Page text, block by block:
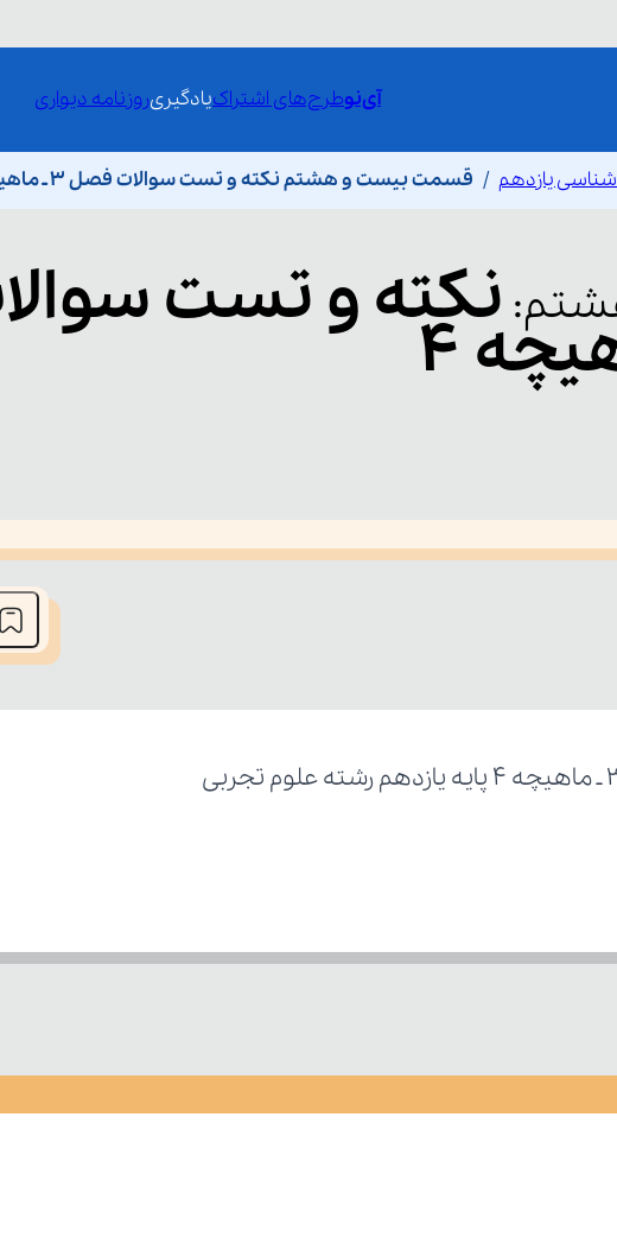
آی‌نوطرح‌های اشتراکیادگیریروزنامه دیواری
یازدهم قسمت بیست و هشتم نکته و تست سوالات فصل ۳ ـ ماهیچه ۴
: نکته و تست